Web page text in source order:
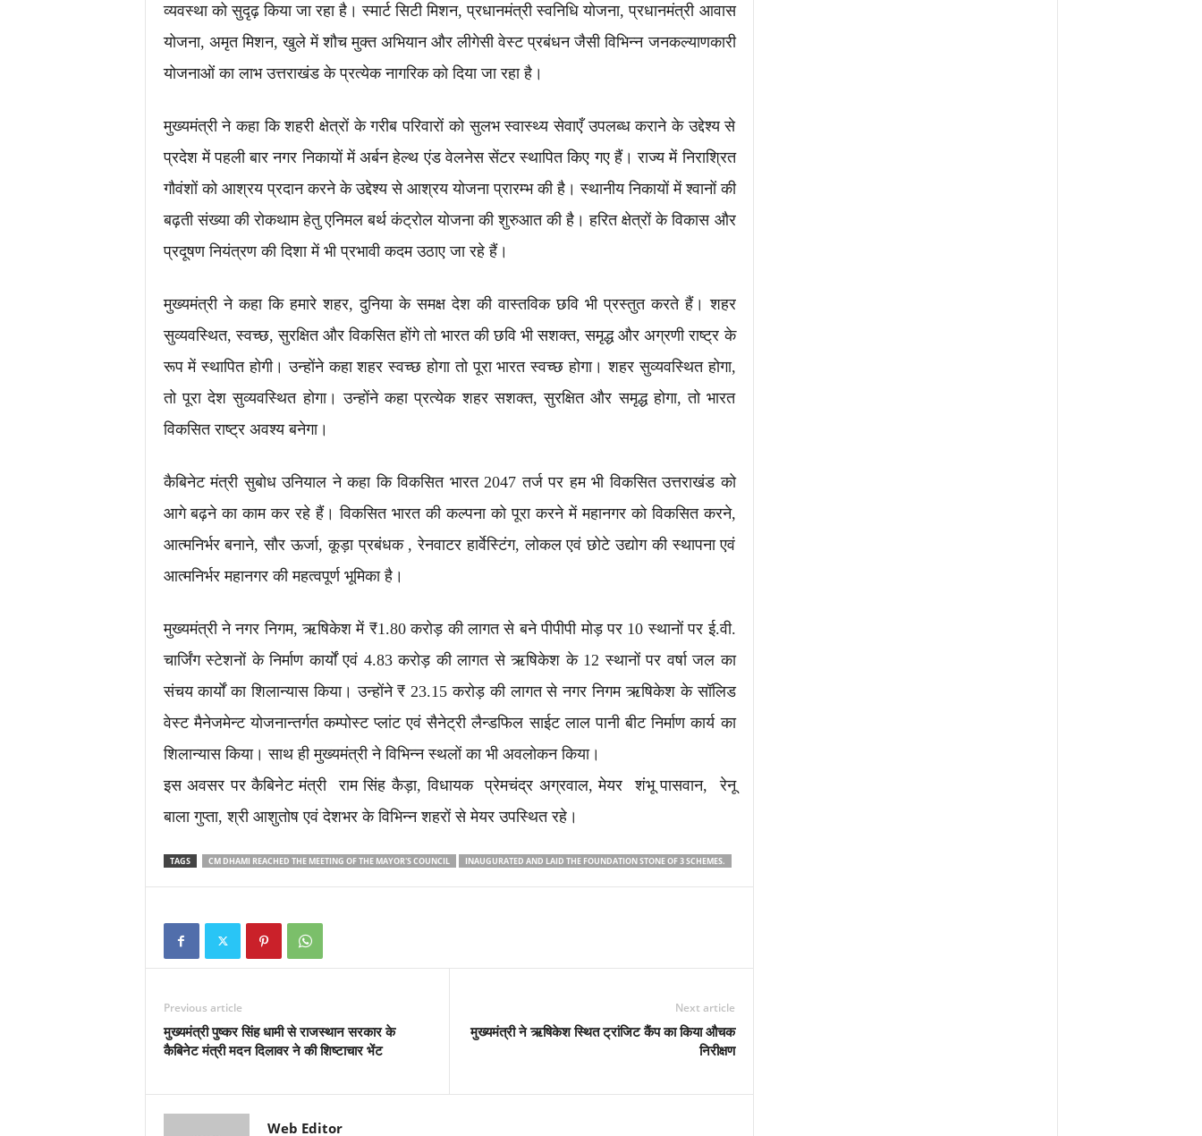
व्यवस्था को सुदृढ़ किया जा रहा है। स्मार्ट सिटी मिशन, प्रधानमंत्री स्वनिधि योजना, प्रधानमंत्री आवास
योजना, अमृत मिशन, खुले में शौच मुक्त अभियान और लीगेसी वेस्ट प्रबंधन जैसी विभिन्न जनकल्याणकारी
योजनाओं का लाभ उत्तराखंड के प्रत्येक नागरिक को दिया जा रहा है।
मुख्यमंत्री ने कहा कि शहरी क्षेत्रों के गरीब परिवारों को सुलभ स्वास्थ्य सेवाएँ उपलब्ध कराने के उद्देश्य से
प्रदेश में पहली बार नगर निकायों में अर्बन हेल्थ एंड वेलनेस सेंटर स्थापित किए गए हैं। राज्य में निराश्रित
गौवंशों को आश्रय प्रदान करने के उद्देश्य से आश्रय योजना प्रारम्भ की है। स्थानीय निकायों में श्वानों की
बढ़ती संख्या की रोकथाम हेतु एनिमल बर्थ कंट्रोल योजना की शुरुआत की है। हरित क्षेत्रों के विकास और
प्रदूषण नियंत्रण की दिशा में भी प्रभावी कदम उठाए जा रहे हैं।
मुख्यमंत्री ने कहा कि हमारे शहर, दुनिया के समक्ष देश की वास्तविक छवि भी प्रस्तुत करते हैं। शहर
सुव्यवस्थित, स्वच्छ, सुरक्षित और विकसित होंगे तो भारत की छवि भी सशक्त, समृद्ध और अग्रणी राष्ट्र के
रूप में स्थापित होगी। उन्होंने कहा शहर स्वच्छ होगा तो पूरा भारत स्वच्छ होगा। शहर सुव्यवस्थित होगा,
तो पूरा देश सुव्यवस्थित होगा। उन्होंने कहा प्रत्येक शहर सशक्त, सुरक्षित और समृद्ध होगा, तो भारत
विकसित राष्ट्र अवश्य बनेगा।
कैबिनेट मंत्री सुबोध उनियाल ने कहा कि विकसित भारत 2047 तर्ज पर हम भी विकसित उत्तराखंड को
आगे बढ़ने का काम कर रहे हैं। विकसित भारत की कल्पना को पूरा करने में महानगर को विकसित करने,
आत्मनिर्भर बनाने, सौर ऊर्जा, कूड़ा प्रबंधक , रेनवाटर हार्वेस्टिंग, लोकल एवं छोटे उद्योग की स्थापना एवं
आत्मनिर्भर महानगर की महत्वपूर्ण भूमिका है।
मुख्यमंत्री ने नगर निगम, ऋषिकेश में ₹1.80 करोड़ की लागत से बने पीपीपी मोड़ पर 10 स्थानों पर ई.वी.
चार्जिंग स्टेशनों के निर्माण कार्यों एवं 4.83 करोड़ की लागत से ऋषिकेश के 12 स्थानों पर वर्षा जल का
संचय कार्यों का शिलान्यास किया। उन्होंने ₹ 23.15 करोड़ की लागत से नगर निगम ऋषिकेश के सॉलिड
वेस्ट मैनेजमेन्ट योजनान्तर्गत कम्पोस्ट प्लांट एवं सैनेट्री लैन्डफिल साईट लाल पानी बीट निर्माण कार्य का
शिलान्यास किया। साथ ही मुख्यमंत्री ने विभिन्न स्थलों का भी अवलोकन किया।
इस अवसर पर कैबिनेट मंत्री राम सिंह कैड़ा, विधायक प्रेमचंद्र अग्रवाल, मेयर शंभू पासवान, रेनू
बाला गुप्ता, श्री आशुतोष एवं देशभर के विभिन्न शहरों से मेयर उपस्थित रहे।
TAGS CM DHAMI REACHED THE MEETING OF THE MAYOR'S COUNCIL INAUGURATED AND LAID THE FOUNDATION STONE OF 3 SCHEMES.
Previous article
मुख्यमंत्री पुष्कर सिंह धामी से राजस्थान सरकार के
कैबिनेट मंत्री मदन दिलावर ने की शिष्टाचार भेंट
Next article
मुख्यमंत्री ने ऋषिकेश स्थित ट्रांजिट कैंप का किया औचक
निरीक्षण
Web Editor